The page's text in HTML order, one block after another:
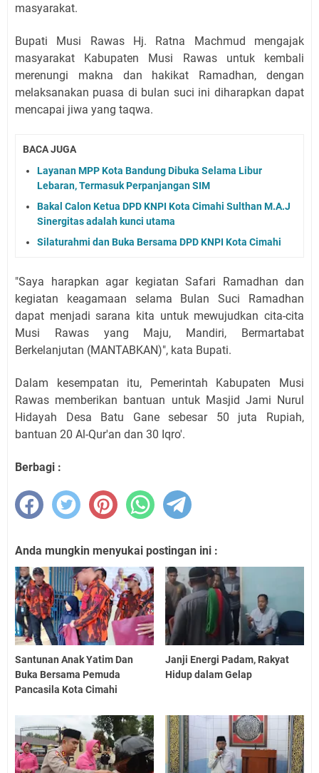
masyarakat.
Bupati Musi Rawas Hj. Ratna Machmud mengajak
masyarakat Kabupaten Musi Rawas untuk kembali
merenungi makna dan hakikat Ramadhan, dengan
melaksanakan puasa di bulan suci ini diharapkan dapat
mencapai jiwa yang taqwa.
BACA JUGA
Layanan MPP Kota Bandung Dibuka Selama Libur
Lebaran, Termasuk Perpanjangan SIM
Bakal Calon Ketua DPD KNPI Kota Cimahi Sulthan M.A.J
Sinergitas adalah kunci utama
Silaturahmi dan Buka Bersama DPD KNPI Kota Cimahi
"Saya harapkan agar kegiatan Safari Ramadhan dan
kegiatan keagamaan selama Bulan Suci Ramadhan
dapat menjadi sarana kita untuk mewujudkan cita-cita
Musi Rawas yang Maju, Mandiri, Bermartabat
Berkelanjutan (MANTABKAN)", kata Bupati.
Dalam kesempatan itu, Pemerintah Kabupaten Musi
Rawas memberikan bantuan untuk Masjid Jami Nurul
Hidayah Desa Batu Gane sebesar 50 juta Rupiah,
bantuan 20 Al-Qur'an dan 30 Iqro'.
Berbagi :
Anda mungkin menyukai postingan ini :
Santunan Anak Yatim Dan
Buka Bersama Pemuda
Pancasila Kota Cimahi
Janji Energi Padam, Rakyat
Hidup dalam Gelap